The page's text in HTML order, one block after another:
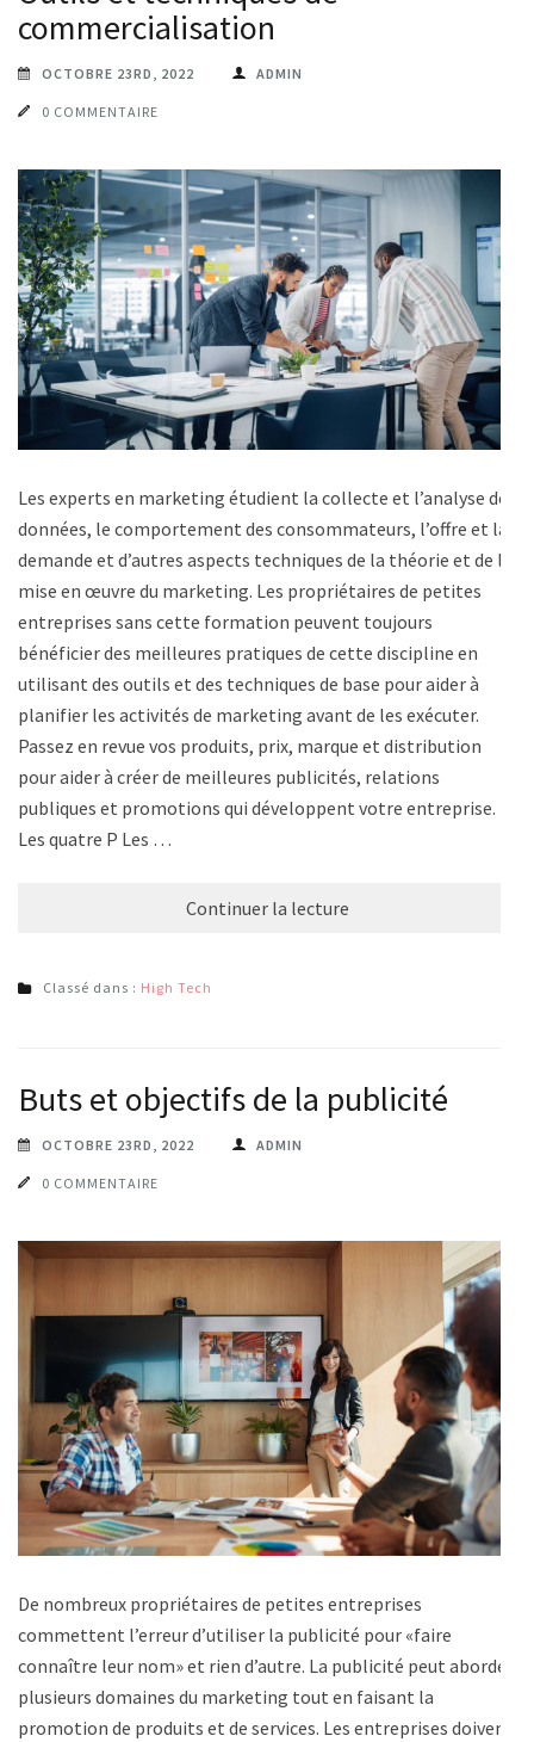
commercialisation
OCTOBRE 23RD, 2022 ADMIN
0 COMMENTAIRE
Les experts en marketing étudient la collecte et l’analyse de
données, le comportement des consommateurs, l’offre et la
demande et d’autres aspects techniques de la théorie et de la
mise en œuvre du marketing. Les propriétaires de petites
entreprises sans cette formation peuvent toujours
bénéficier des meilleures pratiques de cette discipline en
utilisant des outils et des techniques de base pour aider à
planifier les activités de marketing avant de les exécuter.
Passez en revue vos produits, prix, marque et distribution
pour aider à créer de meilleures publicités, relations
publiques et promotions qui développent votre entreprise.
Les quatre P Les …
Continuer la lecture
Classé dans : High Tech
Buts et objectifs de la publicité
OCTOBRE 23RD, 2022 ADMIN
0 COMMENTAIRE
De nombreux propriétaires de petites entreprises
commettent l’erreur d’utiliser la publicité pour «faire
connaître leur nom» et rien d’autre. La publicité peut aborder
plusieurs domaines du marketing tout en faisant la
promotion de produits et de services. Les entreprises doivent